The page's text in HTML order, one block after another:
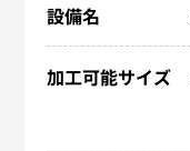
設備名
加工可能サイズ